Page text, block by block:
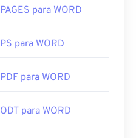
PAGES para WORD
PS para WORD
PDF para WORD
ODT para WORD